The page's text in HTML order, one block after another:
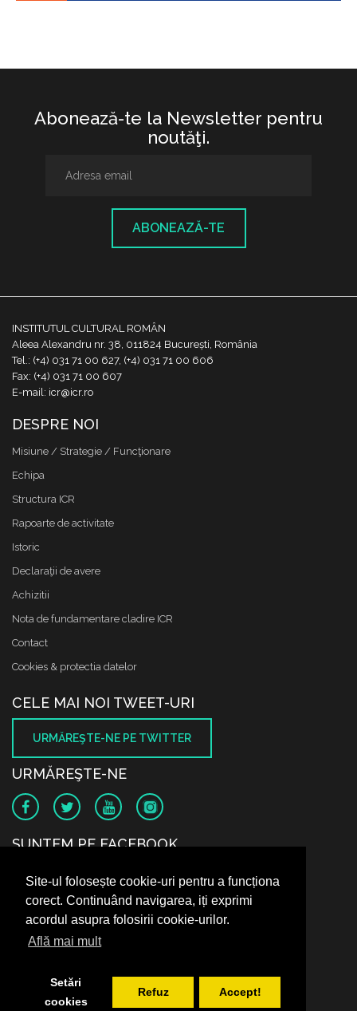
Site-ul folosește cookie-uri pentru a funcționa
corect. Continuând navigarea, iți exprimi
acordul asupra folosirii cookie-urilor.
Află mai mult
Setări
cookies
Refuz Accept!
Abonează-te la Newsletter pentru
noutăţi.
ABONEAZĂ-TE
INSTITUTUL CULTURAL ROMÂN
Aleea Alexandru nr. 38, 011824 București, România
Tel.: (+4) 031 71 00 627, (+4) 031 71 00 606
Fax: (+4) 031 71 00 607
E-mail: icr@icr.ro
DESPRE NOI
Misiune / Strategie / Funcţionare
Echipa
Structura ICR
Rapoarte de activitate
Istoric
Declaraţii de avere
Achizitii
Nota de fundamentare cladire ICR
Contact
Cookies & protectia datelor
CELE MAI NOI TWEET-URI
URMĂREŞTE-NE PE TWITTER
URMĂREŞTE-NE
SUNTEM PE FACEBOOK